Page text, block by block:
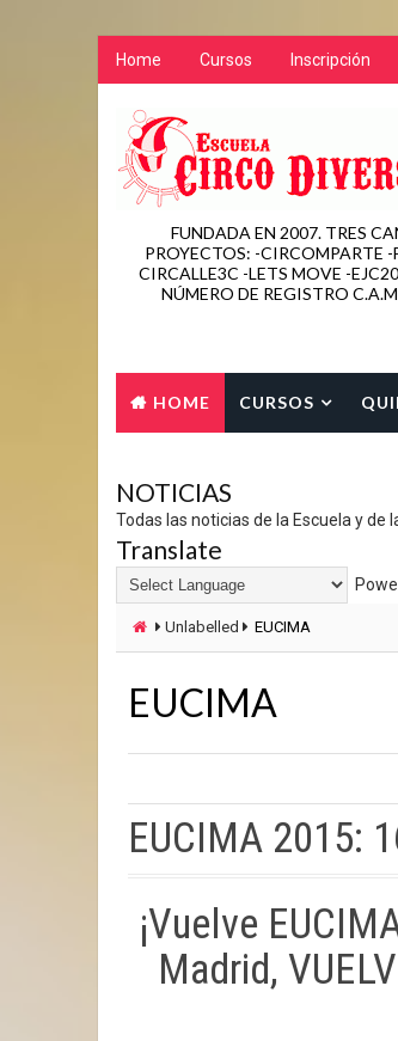
Home Cursos Inscripción
FUNDADA EN 2007. TRES
PROYECTOS: -CIRCOMPARTE -
CIRCALLE3C -LETS MOVE -
NÚMERO DE REGISTRO
HOME CURSOS
NOTICIAS
Todas las noticias de la Escuela y de
Translate
Unlabelled EUCIMA
EUCIMA
EUCIMA 2015:
¡Vuelve
Madrid,